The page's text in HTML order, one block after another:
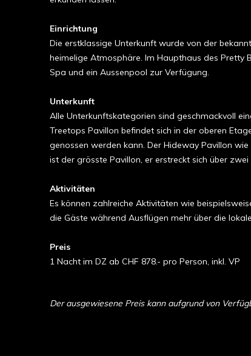
Einrichtung
Die erstklassige Unterkunft wurde von der
heimelige Atmosphäre. Im Haupthaus des Pretty
Spa und ein Aussenpool zur Verfügung.
Unterkunft
Alle Unterkunftskategorien sind geschmackvoll
Treetops Pavillon befindet sich in der oberen
genossen werden kann. Der Hideway Pavillon
ist der grösste Pavillon, er erstreckt sich über
Aktivitäten
Es können zahlreiche Aktivitäten wie
die Gäste während Ausflügen mehr über die
Preis
1 Nacht im DZ ab CHF 878.- pro Person, inkl. VP
Der ausgewiesene Preis kann aufgrund von